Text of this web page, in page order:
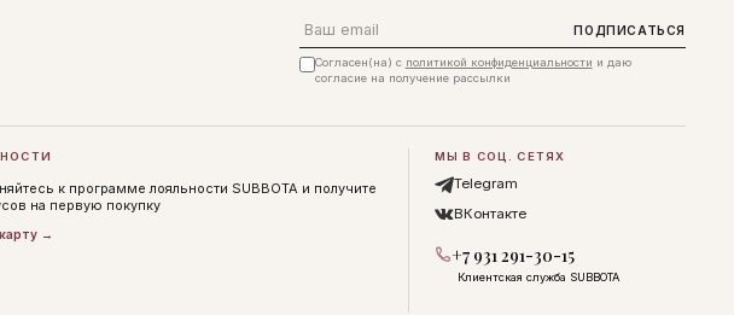
Email ПОДПИСАТЬСЯ
Согласен(на) с политикой конфиденциальности и даю
согласие на получение рассылки
к программе лояльности SUBBOTA и получите
на первую покупку
→
МЫ В СОЦ. СЕТЯХ
Telegram
ВКонтакте
+7 931 291-30-15
Клиентская служба SUBBOTA